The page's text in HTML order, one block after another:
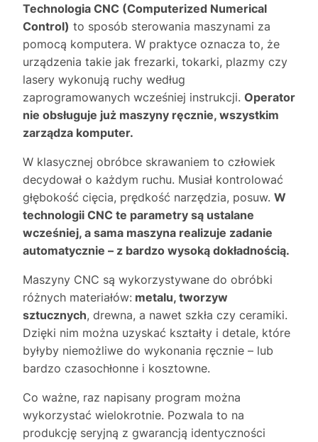
Technologia CNC (Computerized Numerical
Control) to sposób sterowania maszynami za
pomocą komputera. W praktyce oznacza to, że
urządzenia takie jak frezarki, tokarki, plazmy czy
lasery wykonują ruchy według
zaprogramowanych wcześniej instrukcji. Operator
nie obsługuje już maszyny ręcznie, wszystkim
zarządza komputer.
W klasycznej obróbce skrawaniem to człowiek
decydował o każdym ruchu. Musiał kontrolować
głębokość cięcia, prędkość narzędzia, posuw. W
technologii CNC te parametry są ustalane
wcześniej, a sama maszyna realizuje zadanie
automatycznie – z bardzo wysoką dokładnością.
Maszyny CNC są wykorzystywane do obróbki
różnych materiałów: metalu, tworzyw
sztucznych, drewna, a nawet szkła czy ceramiki.
Dzięki nim można uzyskać kształty i detale, które
byłyby niemożliwe do wykonania ręcznie – lub
bardzo czasochłonne i kosztowne.
Co ważne, raz napisany program można
wykorzystać wielokrotnie. Pozwala to na
produkcję seryjną z gwarancją identyczności